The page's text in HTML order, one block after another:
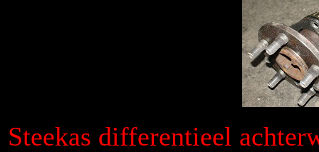
Steekas differentieel